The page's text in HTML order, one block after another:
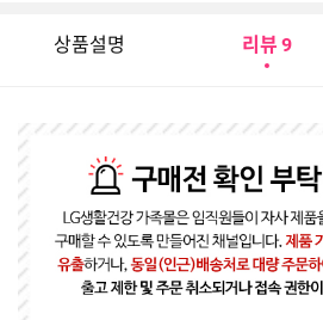
상품설명 리뷰 9